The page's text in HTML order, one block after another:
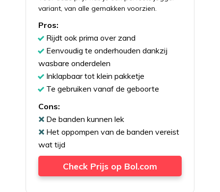
variant, van alle gemakken voorzien.
Pros:
Rijdt ook prima over zand
Eenvoudig te onderhouden dankzij
wasbare onderdelen
Inklapbaar tot klein pakketje
Te gebruiken vanaf de geboorte
Cons:
De banden kunnen lek
Het oppompen van de banden vereist
wat tijd
Check Prijs op Bol.com